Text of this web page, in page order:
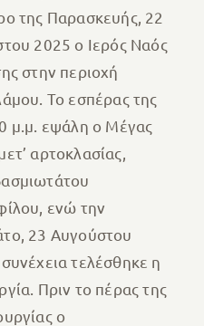
της Παρασκευής, 22
2025 ο Ιερός Ναός
στην περιοχή
Το εσπέρας της
μ.μ. εψάλη ο Μέγας
αρτοκλασίας,
ενώ την
23 Αυγούστου
τελέσθηκε η
Πριν το πέρας της
ο